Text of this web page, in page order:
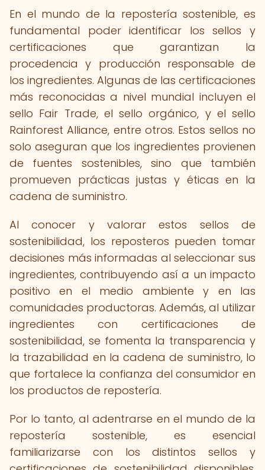
En el mundo de la repostería sostenible, es
fundamental poder identificar los sellos y
certificaciones que garantizan la
procedencia y producción responsable de
los ingredientes. Algunas de las certificaciones
más reconocidas a nivel mundial incluyen el
sello Fair Trade, el sello orgánico, y el sello
Rainforest Alliance, entre otros. Estos sellos no
solo aseguran que los ingredientes provienen
de fuentes sostenibles, sino que también
promueven prácticas justas y éticas en la
cadena de suministro.
Al conocer y valorar estos sellos de
sostenibilidad, los reposteros pueden tomar
decisiones más informadas al seleccionar sus
ingredientes, contribuyendo así a un impacto
positivo en el medio ambiente y en las
comunidades productoras. Además, al utilizar
ingredientes con certificaciones de
sostenibilidad, se fomenta la transparencia y
la trazabilidad en la cadena de suministro, lo
que fortalece la confianza del consumidor en
los productos de repostería.
Por lo tanto, al adentrarse en el mundo de la
repostería sostenible, es esencial
familiarizarse con los distintos sellos y